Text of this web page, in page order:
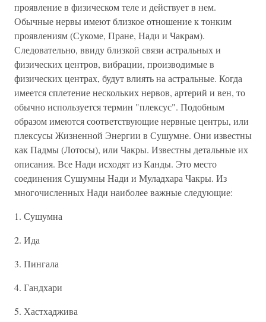
проявление в физическом теле и действует в нем.
Обычные нервы имеют близкое отношение к тонким
проявлениям (Сукоме, Пране, Нади и Чакрам).
Следовательно, ввиду близкой связи астральных и
физических центров, вибрации, производимые в
физических центрах, будут влиять на астральные. Когда
имеется сплетение нескольких нервов, артерий и вен, то
обычно используется термин "плексус". Подобным
образом имеются соответствующие нервные центры, или
плексусы Жизненной Энергии в Сушумне. Они известны
как Падмы (Лотосы), или Чакры. Известны детальные их
описания. Все Нади исходят из Канды. Это место
соединения Сушумны Нади и Муладхара Чакры. Из
многочисленных Нади наиболее важные следующие:
1. Сушумна
2. Ида
3. Пингала
4. Гандхари
5. Хастхаджива